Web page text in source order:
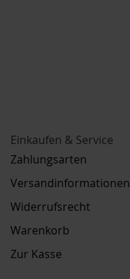
Einkaufen & Service
Zahlungsarten
Versandinformationen
Widerrufsrecht
Warenkorb
Zur Kasse